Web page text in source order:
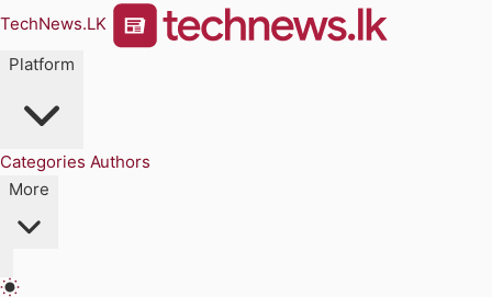
TechNews.LK
Platform
Categories Authors
More